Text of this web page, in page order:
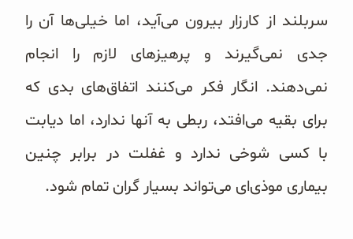
سربلند از کارزار بیرون می‌آید، اما خیلی‌ها آن را
جدی نمی‌گیرند و پرهیزهای لازم را انجام
نمی‌دهند. انگار فکر می‌کنند اتفاق‌های بدی که
برای بقیه می‌افتد، ربطی به آنها ندارد، اما دیابت
با کسی شوخی ندارد و غفلت در برابر چنین
بیماری موذی‌ای می‌تواند بسیار گران تمام شود.